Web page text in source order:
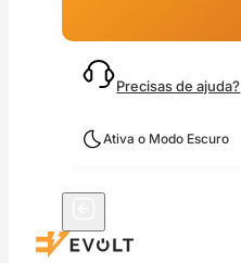
Precisas de ajuda?
Ativa o Modo Escuro